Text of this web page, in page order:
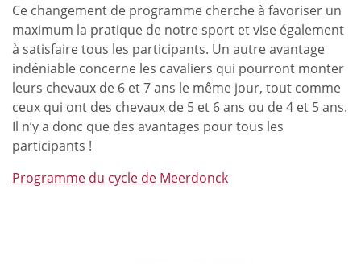
Ce changement de programme cherche à favoriser un
maximum la pratique de notre sport et vise également
à satisfaire tous les participants. Un autre avantage
indéniable concerne les cavaliers qui pourront monter
leurs chevaux de 6 et 7 ans le même jour, tout comme
ceux qui ont des chevaux de 5 et 6 ans ou de 4 et 5 ans.
Il n’y a donc que des avantages pour tous les
participants !
Programme du cycle de Meerdonck